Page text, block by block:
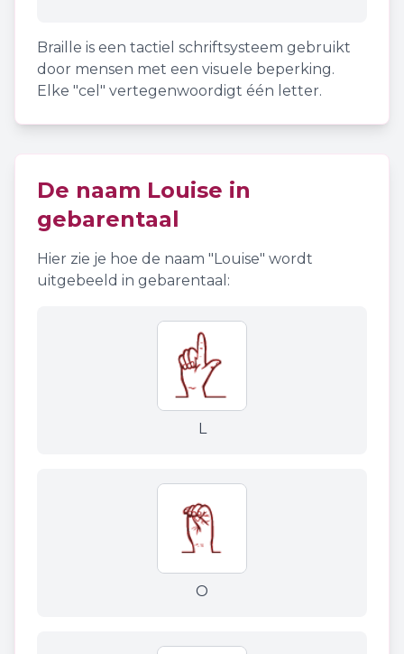
Braille is een tactiel schriftsysteem gebruikt
door mensen met een visuele beperking.
Elke "cel" vertegenwoordigt één letter.
De naam Louise in
gebarentaal
Hier zie je hoe de naam "Louise" wordt
uitgebeeld in gebarentaal:
L
O